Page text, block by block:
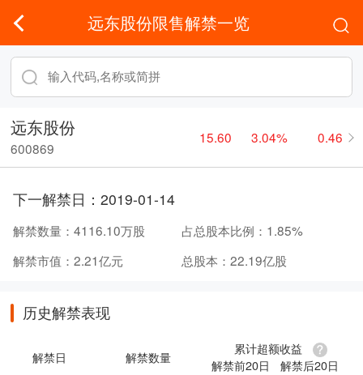
远东股份限售解禁一览
远东股份
600869
15.60 3.04% 0.46
下一解禁日： 2019-01-14
解禁数量： 4116.10万股 占总股本比例： 1.85%
解禁市值： 2.21亿元 总股本： 22.19亿股
历史解禁表现
解禁日 解禁数量
累计超额收益
解禁前20日
解禁后20日